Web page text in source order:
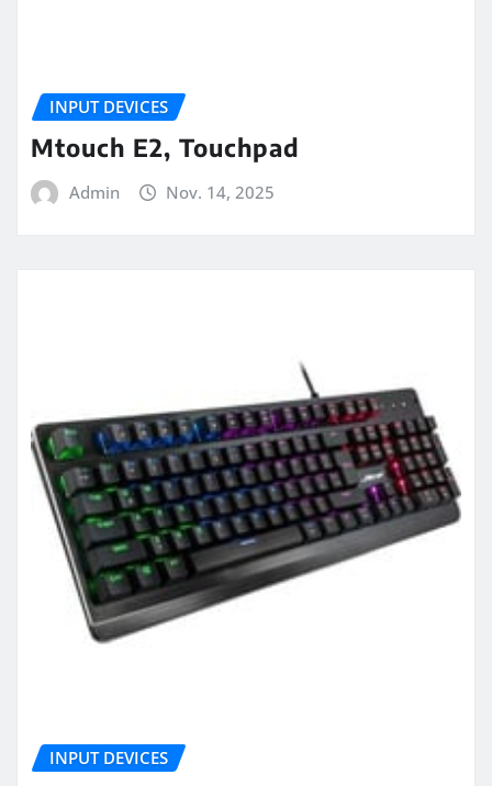
INPUT DEVICES
Mtouch E2, Touchpad
Admin Nov. 14, 2025
INPUT DEVICES